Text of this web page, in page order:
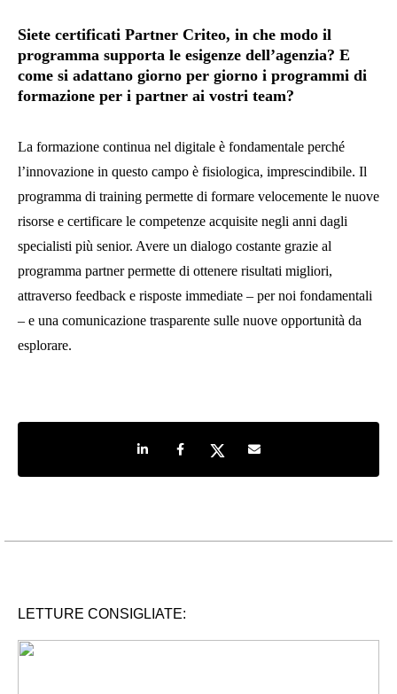
Siete certificati Partner Criteo, in che modo il
programma supporta le esigenze dell’agenzia? E
come si adattano giorno per giorno i programmi di
formazione per i partner ai vostri team?
La formazione continua nel digitale è fondamentale perché
l’innovazione in questo campo è fisiologica, imprescindibile. Il
programma di training permette di formare velocemente le nuove
risorse e certificare le competenze acquisite negli anni dagli
specialisti più senior. Avere un dialogo costante grazie al
programma partner permette di ottenere risultati migliori,
attraverso feedback e risposte immediate – per noi fondamentali
– e una comunicazione trasparente sulle nuove opportunità da
esplorare.
Share on LinkedIn
Share on Facebook
Share on TwitterShare by e-mail
LETTURE CONSIGLIATE: